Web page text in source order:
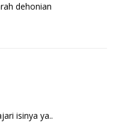
dehonian
isinya ya..